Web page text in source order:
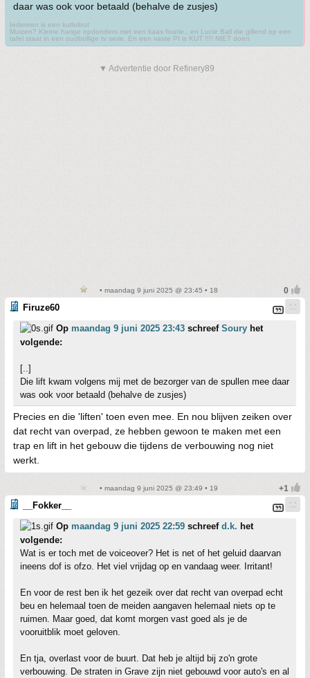
daar was ook voor betaald (behalve de zusjes)
Iedereen is een kutlultrut
Muizen? Kleine harige opdonders met een kaas fixatie., en Lucie Ball die gillend op een
tafel staat in een oudbollige tv serie. En een vaste PI is KUT !!!! NIET doen
▼ Advertentie door Refinery89
• maandag 9 juni 2025 @ 23:45 • 18
Firuze60
Op maandag 9 juni 2025 23:43 schreef Soury het
volgende:
[..]
Die lift kwam volgens mij met de bezorger van de spullen mee daar
was ook voor betaald (behalve de zusjes)
Precies en die 'liften' toen even mee. En nou blijven zeiken over
dat recht van overpad, ze hebben gewoon te maken met een
trap en lift in het gebouw die tijdens de verbouwing nog niet
werkt.
• maandag 9 juni 2025 @ 23:49 • 19
__Fokker__
Op maandag 9 juni 2025 22:59 schreef d.k. het
volgende:
Wat is er toch met de voiceover? Het is net of het geluid daarvan
ineens dof is ofzo. Het viel vrijdag op en vandaag weer. Irritant!
En voor de rest ben ik het gezeik over dat recht van overpad echt
beu en helemaal toen de meiden aangaven helemaal niets op te
ruimen. Maar goed, dat komt morgen vast goed als je de
vooruitblik moet geloven.
En tja, overlast voor de buurt. Dat heb je altijd bij zo'n grote
verbouwing. De straten in Grave zijn niet gebouwd voor auto's en al